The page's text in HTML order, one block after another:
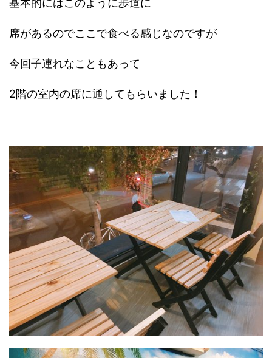
基本的にはこのように歩道に
席があるのでここで食べる感じなのですが
今回子連れなこともあって
2階の室内の席に通してもらいました！